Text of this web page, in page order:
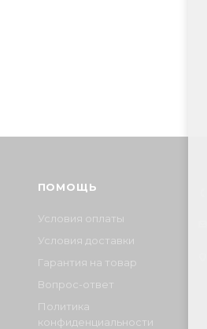
ПОМОЩЬ
Условия оплаты
Условия доставки
Гарантия на товар
Вопрос-ответ
Политика
конфиденциальности